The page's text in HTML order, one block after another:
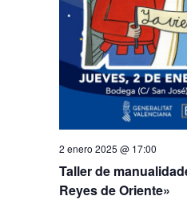
Taller de
Reyes de Oriente»
2 enero 2025 @ 17:00